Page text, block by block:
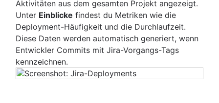
Aktivitäten aus dem gesamten Projekt angezeigt.
Unter Einblicke findest du Metriken wie die
Deployment-Häufigkeit und die Durchlaufzeit.
Diese Daten werden automatisch generiert, wenn
Entwickler Commits mit Jira-Vorgangs-Tags
kennzeichnen.